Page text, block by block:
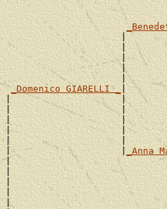
|
|
|
|
_Domenico GIARELLI _
|                    |
|                    |
|
|                    |
|                    |
|                    |
_Anna
|
|
|
|
|